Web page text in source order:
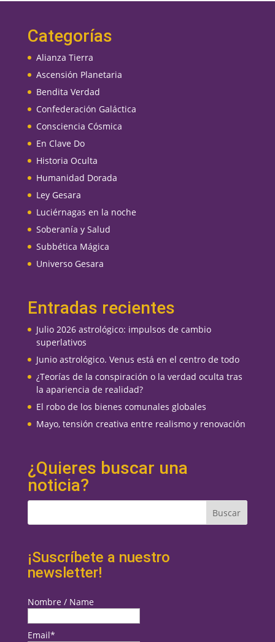
Categorías
Alianza Tierra
Ascensión Planetaria
Bendita Verdad
Confederación Galáctica
Consciencia Cósmica
En Clave Do
Historia Oculta
Humanidad Dorada
Ley Gesara
Luciérnagas en la noche
Soberanía y Salud
Subbética Mágica
Universo Gesara
Entradas recientes
Julio 2026 astrológico: impulsos de cambio
superlativos
Junio astrológico. Venus está en el centro de todo
¿Teorías de la conspiración o la verdad oculta tras
la apariencia de realidad?
El robo de los bienes comunales globales
Mayo, tensión creativa entre realismo y renovación
¿Quieres buscar una
noticia?
¡Suscríbete a nuestro
newsletter!
Nombre / Name
Email*